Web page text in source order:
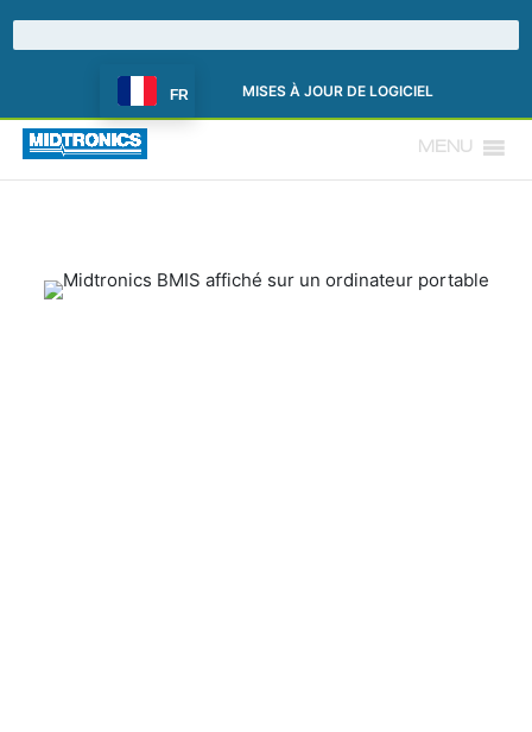
FR MISES À JOUR DE LOGICIEL
MENU